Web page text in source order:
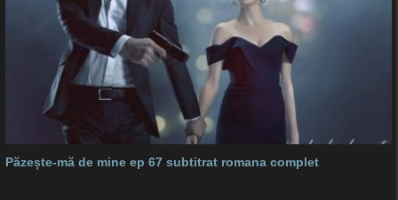
Păzește-mă de mine ep 67 subtitrat romana complet